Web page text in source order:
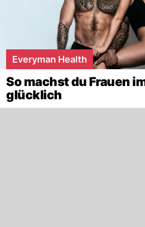
Everyman Health
So machst du Frauen
glücklich